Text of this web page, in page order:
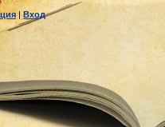
|Вход